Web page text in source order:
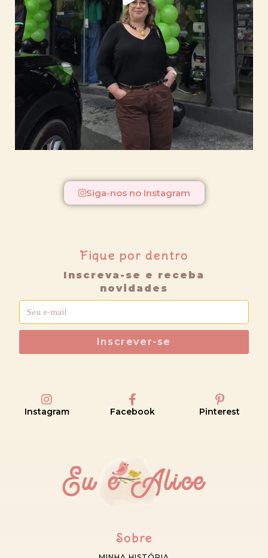
Siga-nos no Instagram
Fique por dentro
Inscreva-se e receba
novidades
Inscrever-se
Instagram Facebook Pinterest
Sobre